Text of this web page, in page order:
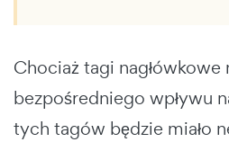
Chociaż tagi nagłówkowe
bezpośredniego wpływu
tych tagów będzie miało